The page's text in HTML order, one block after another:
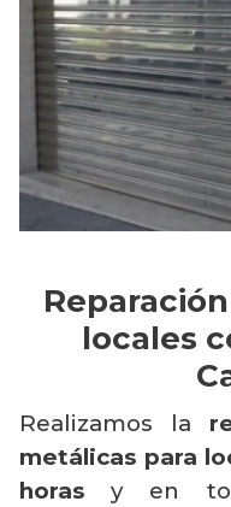
locales
Realizamos la
metálicas para
horas y en